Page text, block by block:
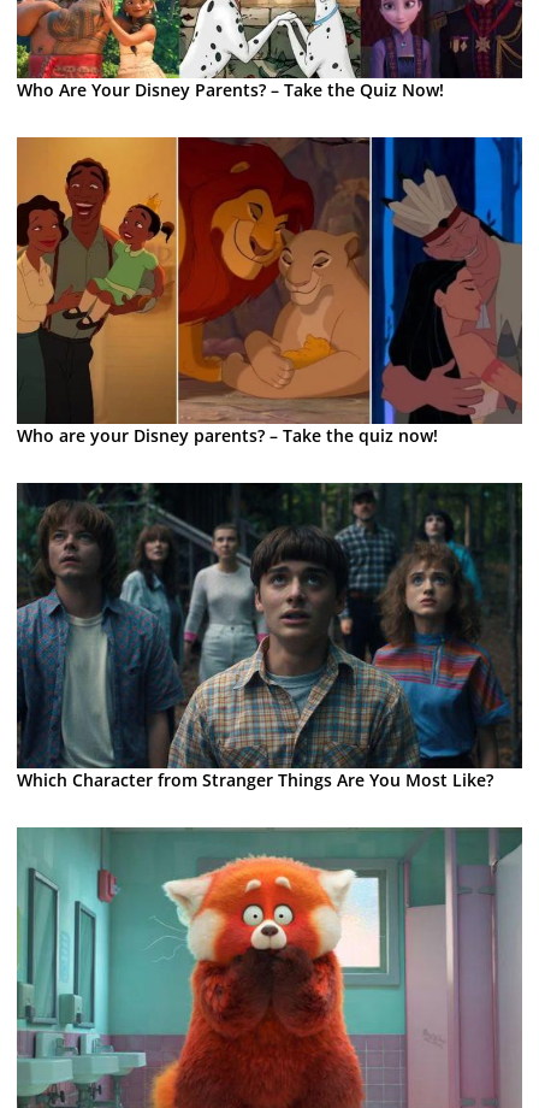
Who Are Your Disney Parents? – Take the Quiz Now!
Who are your Disney parents? – Take the quiz now!
Which Character from Stranger Things Are You Most Like?